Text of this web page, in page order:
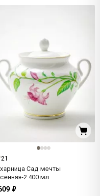
21
Сад мечты
2 400 мл.
₽